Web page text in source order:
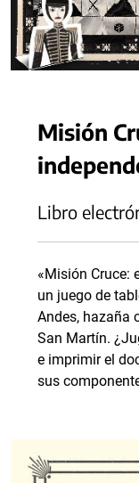
Misión
Libro
«Misión Cruce:
un juego de
Andes, hazaña
San Martín.
e imprimir el
sus